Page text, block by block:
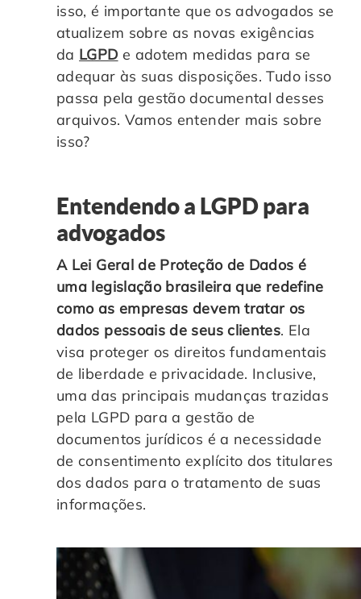
isso, é importante que os advogados se
atualizem sobre as novas exigências
da LGPD e adotem medidas para se
adequar às suas disposições. Tudo isso
passa pela gestão documental desses
arquivos. Vamos entender mais sobre
isso?
Entendendo a LGPD para
advogados
A Lei Geral de Proteção de Dados é
uma legislação brasileira que redefine
como as empresas devem tratar os
dados pessoais de seus clientes. Ela
visa proteger os direitos fundamentais
de liberdade e privacidade. Inclusive,
uma das principais mudanças trazidas
pela LGPD para a gestão de
documentos jurídicos é a necessidade
de consentimento explícito dos titulares
dos dados para o tratamento de suas
informações.